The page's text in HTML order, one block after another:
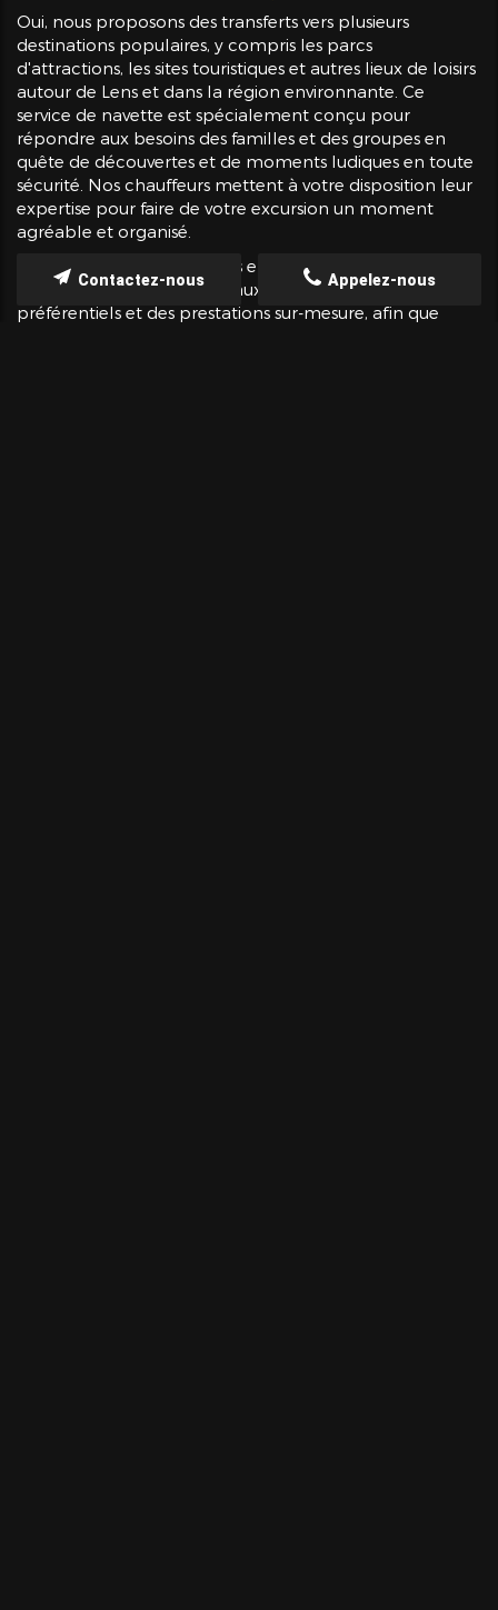
Oui, nous proposons des transferts vers plusieurs
destinations populaires, y compris les parcs
d'attractions, les sites touristiques et autres lieux de loisirs
autour de Lens et dans la région environnante. Ce
service de navette est spécialement conçu pour
répondre aux besoins des familles et des groupes en
quête de découvertes et de moments ludiques en toute
sécurité. Nos chauffeurs mettent à votre disposition leur
expertise pour faire de votre excursion un moment
agréable et organisé.
Par ailleurs, nous travaillons en étroite collaboration
avec divers partenaires locaux pour vous offrir des tarifs
préférentiels et des prestations sur-mesure, afin que
Appelez-nous
Contactez-nous